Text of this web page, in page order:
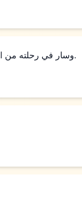
وسار في رحلته من النقب إلى بيت إيل، إلى المكان الذي كانت خيمته فيه في البداية، بين بيت إيل وعاي.